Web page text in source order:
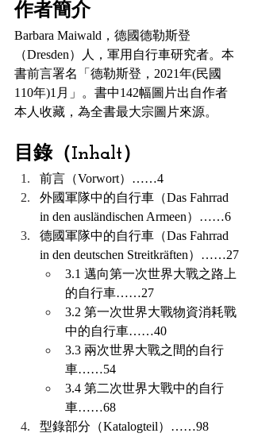
作者簡介
Barbara Maiwald，德國德勒斯登
（Dresden）人，軍用自行車研究者。本
書前言署名「德勒斯登，2021年(民國
110年)1月」。書中142幅圖片出自作者
本人收藏，為全書最大宗圖片來源。
目錄（Inhalt）
前言（Vorwort）……4
外國軍隊中的自行車（Das Fahrrad
in den ausländischen Armeen）……6
德國軍隊中的自行車（Das Fahrrad
in den deutschen Streitkräften）……27
3.1 邁向第一次世界大戰之路上
的自行車……27
3.2 第一次世界大戰物資消耗戰
中的自行車……40
3.3 兩次世界大戰之間的自行
車……54
3.4 第二次世界大戰中的自行
車……68
型錄部分（Katalogteil）……98